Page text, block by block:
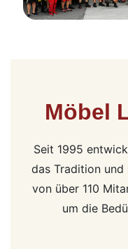
Möbel
Seit 1995
das Tradition und
von über 110
um die